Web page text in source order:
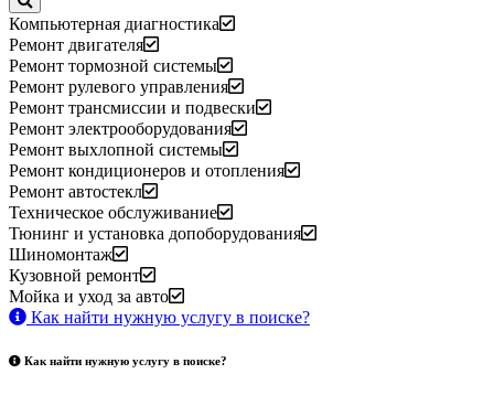
Компьютерная диагностика
Ремонт двигателя
Ремонт тормозной системы
Ремонт рулевого управления
Ремонт трансмиссии и подвески
Ремонт электрооборудования
Ремонт выхлопной системы
Ремонт кондиционеров и отопления
Ремонт автостекл
Техническое обслуживание
Тюнинг и установка допоборудования
Шиномонтаж
Кузовной ремонт
Мойка и уход за авто
Как найти нужную услугу в поиске?
Как найти нужную услугу в поиске?